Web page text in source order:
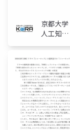
京都大学
人工知能